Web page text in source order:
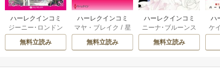
ハーレクインコミ
ックス セット 202
6年 vol.1064 1巻
ジーニー･ロンドン
橘花夜/ メアリ
ー･ライアンズ
ーガン/星合操/ア
無料立読み
ハーレクインコミ
ックス セット 202
6年 vol.1002 1巻
マヤ・ブレイク / 星
野正美/ ヘレン･ブ
ルックス/のわきね
ウェイ/一重夕子
無料立読み
ハーレクインコミ
ックス セット 202
6年 vol.1063 1巻
ニーナ･ブルーンス
おおつきちずる
レベッカ･ヨーク
ーディ/海野みつる
無料立読み
ハ
ッ
ケ
ザ